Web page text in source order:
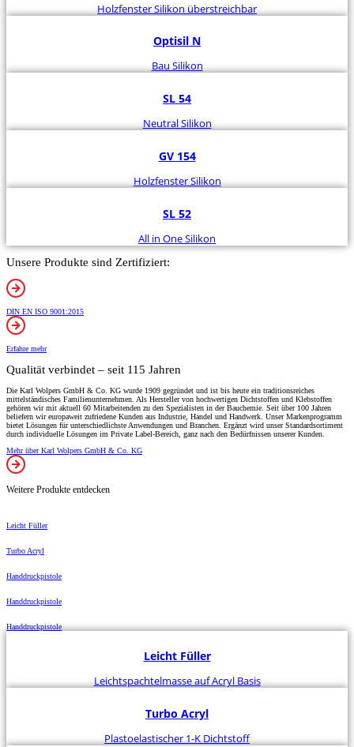
Holzfenster Silikon überstreichbar
Optisil N
Bau Silikon
SL 54
Neutral Silikon
GV 154
Holzfenster Silikon
SL 52
All in One Silikon
Unsere Produkte sind Zertifiziert:
DIN EN ISO 9001:2015
Erfahre mehr
Qualität verbindet – seit 115 Jahren
Die Karl Wolpers GmbH & Co. KG wurde 1909 gegründet und ist bis heute ein traditionsreiches
mittelständisches Familienunternehmen. Als Hersteller von hochwertigen Dichtstoffen und Klebstoffen
gehören wir mit aktuell 60 Mitarbeitenden zu den Spezialisten in der Bauchemie. Seit über 100 Jahren
beliefern wir europaweit zufriedene Kunden aus Industrie, Handel und Handwerk. Unser Markenprogramm
bietet Lösungen für unterschiedlichste Anwendungen und Branchen. Ergänzt wird unser Standardsortiment
durch individuelle Lösungen im Private Label-Bereich, ganz nach den Bedürfnissen unserer Kunden.
Mehr über Karl Wolpers GmbH & Co. KG
Weitere Produkte entdecken
Leicht Füller
Turbo Acryl
Handdruckpistole
Handdruckpistole
Handdruckpistole
Leicht Füller
Leichtspachtelmasse auf Acryl Basis
Turbo Acryl
Plastoelastischer 1-K Dichtstoff